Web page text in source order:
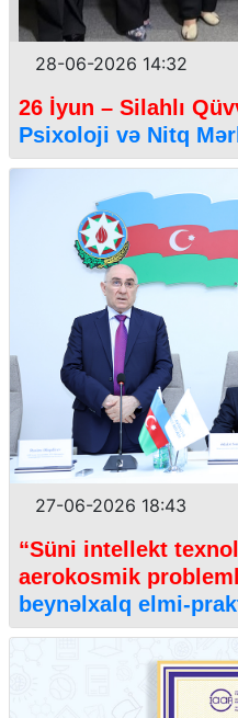
28-06-2026 14:32
26 İyun – Silahlı
Psixoloji və Nitq
27-06-2026 18:43
“Süni intellekt
aerokosmik
beynəlxalq elmi-